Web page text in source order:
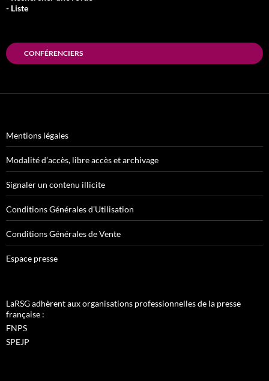
- Liste
CONFÉRENCIERS
Mentions légales
Modalité d’accès, libre accès et archivage
Signaler un contenu illicite
Conditions Générales d’Utilisation
Conditions Générales de Vente
Espace presse
LaRSG adhèrent aux organisations professionnelles de la presse
française :
FNPS
SPEJP